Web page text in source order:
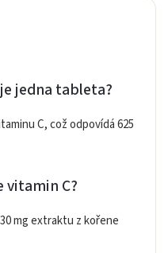
jedna tableta?
C, což odpovídá 625
vitamin C?
mg extraktu z kořene